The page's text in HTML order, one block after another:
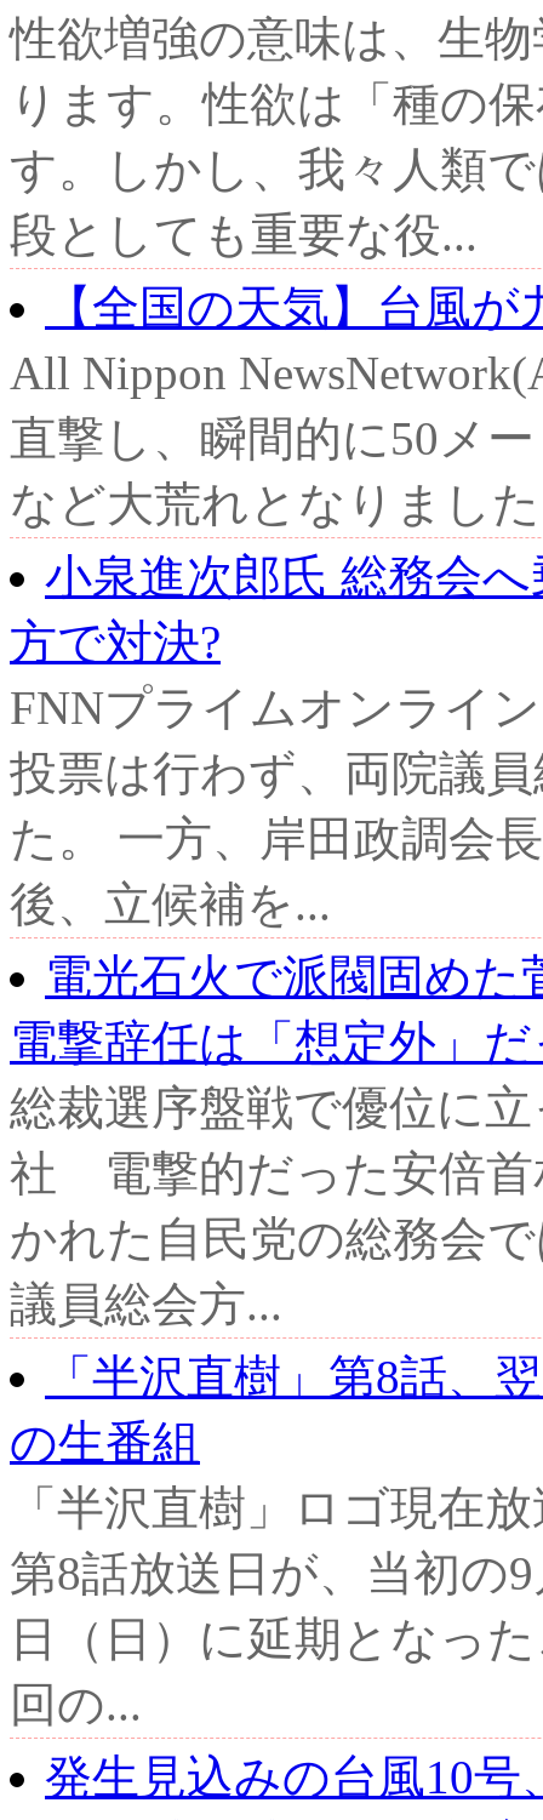
性欲増強の意味は、生
ります。性欲は「種の
す。しかし、我々人類
段としても重要な役...
【全国の天気】台風
All Nippon
直撃し、瞬間的に50メ
など大荒れとなりまし
小泉進次郎氏 総務会
方で対決?
FNNプライムオンライ
投票は行わず、両院議
た。 一方、岸田政調会
後、立候補を...
電光石火で派閥固め
電撃辞任は「想定外」だ
総裁選序盤戦で優位に
社 電撃的だった安倍首
かれた自民党の総務会
議員総会方...
「半沢直樹」第8話、
の生番組
「半沢直樹」ロゴ現在
第8話放送日が、当初の
日（日）に延期となっ
回の...
発生見込みの台風10